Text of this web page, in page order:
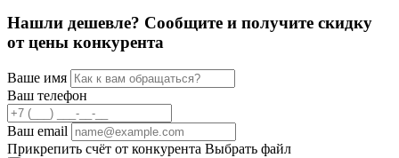
Нашли дешевле? Сообщите и получите скидку
от цены конкурента
Ваше имя
Ваш телефон
Ваш email
Прикрепить счёт от конкурента Выбрать файл